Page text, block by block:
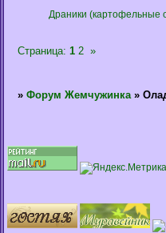
Драники (картофельные
Страница: 1 2 »
» Форум Жемчужинка »